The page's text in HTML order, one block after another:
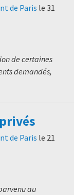
de Paris le 31
de certaines
demandés,
de Paris le 21
au